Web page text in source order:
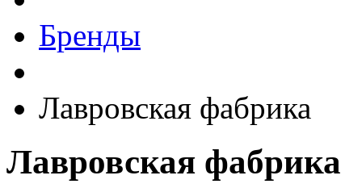
Бренды
Лавровская фабрика
Лавровская фабрика